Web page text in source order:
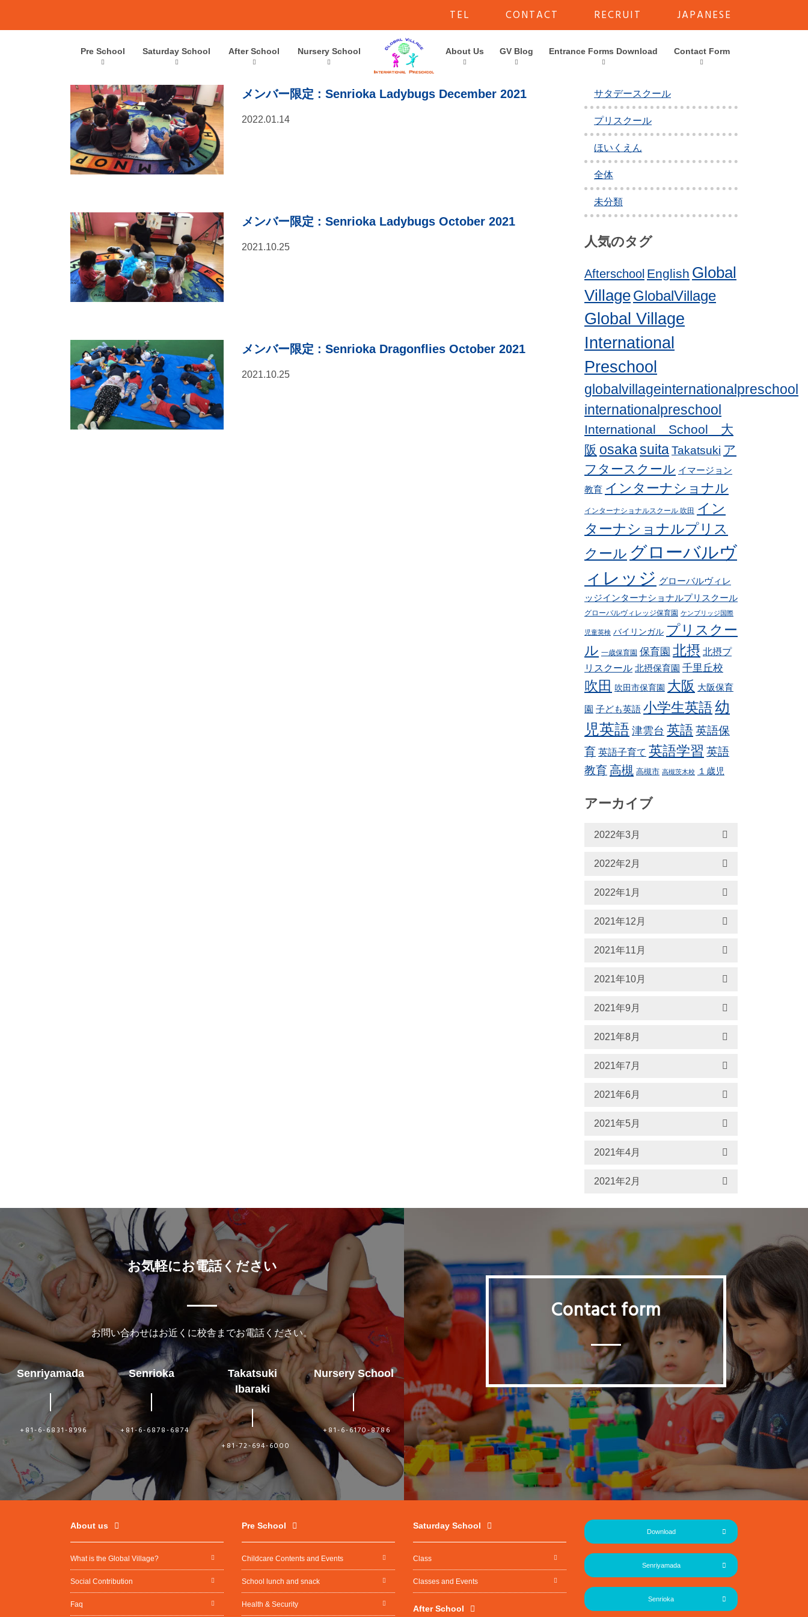
TEL CONTACT RECRUIT JAPANESE
Pre School Saturday School After School Nursery School About Us GV Blog Entrance Forms Download Contact Form
タグ:絵本
メンバー限定 : Senrioka Ladybugs December 2021
2022.01.14
メンバー限定 : Senrioka Ladybugs October 2021
2021.10.25
メンバー限定 : Senrioka Dragonflies October 2021
2021.10.25
アフタースクール
サタデースクール
プリスクール
ほいくえん
全体
未分類
人気のタグ
Afterschool English Global
VillageGlobalVillage
Global Village
International
Preschool
globalvillageinternationalpreschool
internationalpreschool
International School 大
阪 osakasuitaTakatsuki ア
フタースクール イマージョン
教育 インターナショナル
インターナショナルスクール 吹田
イン
ターナショナルプリス
クール グローバルヴ
ィレッジ グローバルヴィレ
ッジインターナショナルプリスクール
グローバルヴィレッジ保育園 ケンブリッジ国際
児童英検 バイリンガル プリスクー
ル 一歳保育園 保育園 北摂 北摂プ
リスクール 北摂保育園 千里丘校
吹田 吹田市保育園 大阪 大阪保育
園 子ども英語 小学生英語幼
児英語 津雲台 英語英語保
育 英語子育て 英語学習 英語
教育 高槻 高槻市 高槻茨木校 １歳児
アーカイブ
2022年3月
2022年2月
2022年1月
2021年12月
2021年11月
2021年10月
2021年9月
2021年8月
2021年7月
2021年6月
2021年5月
2021年4月
2021年2月
お気軽にお電話ください
お問い合わせはお近くに校舎までお電話ください。
Senriyamada
+81-6-6831-8996
Senrioka
+81-6-6878-6874
Takatsuki
Ibaraki
+81-72-694-6000
Nursery School
+81-6-6170-8786
Contact form
About us
What is the Global Village?
Social Contribution
Faq
Pre School
Childcare Contents and Events
School lunch and snack
Health & Security
Saturday School
Class
Classes and Events
After School
Download
Senriyamada
Senrioka